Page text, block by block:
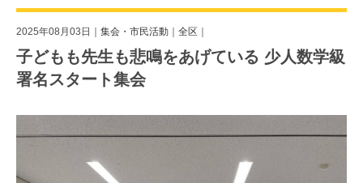
2025年08月03日｜ 集会・市民活動 全区
子どもも先生も悲鳴をあげている 少人数学級
署名スタート集会